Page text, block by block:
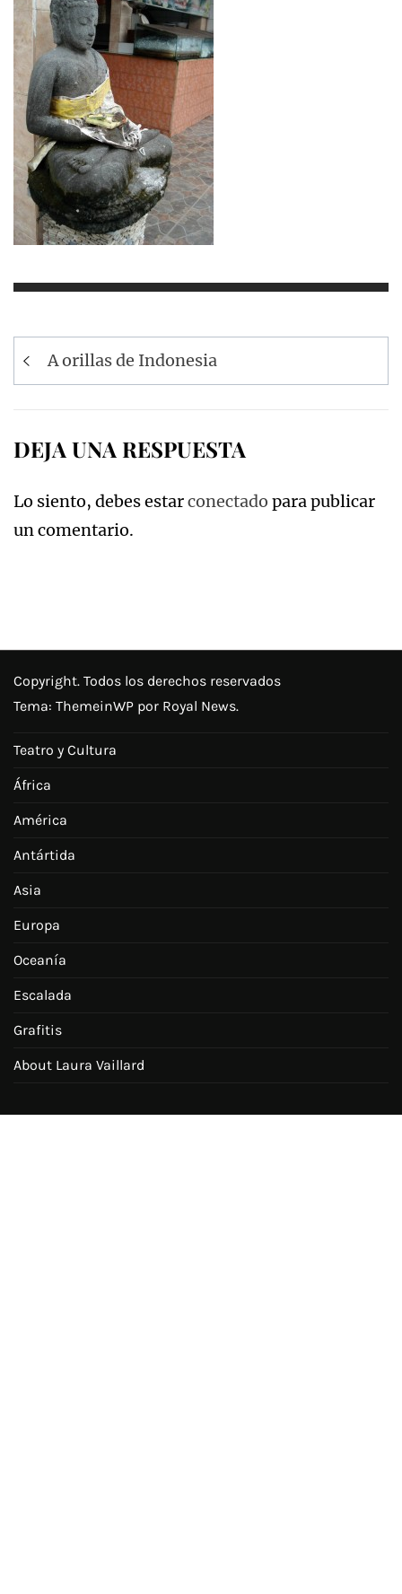
Navegación
de
A orillas de Indonesia
DEJA UNA RESPUESTA
Lo siento, debes estarconectado para publicar
un comentario.
Copyright. Todos los derechos reservados
Tema: ThemeinWP por Royal News.
Teatro y Cultura
África
América
Antártida
Asia
Europa
Oceanía
Escalada
Grafitis
About Laura Vaillard